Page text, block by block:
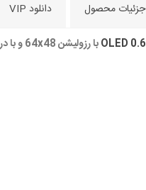
جزئیات محصول دانلود VIP
با رزولیشن 64x48 و با درایور